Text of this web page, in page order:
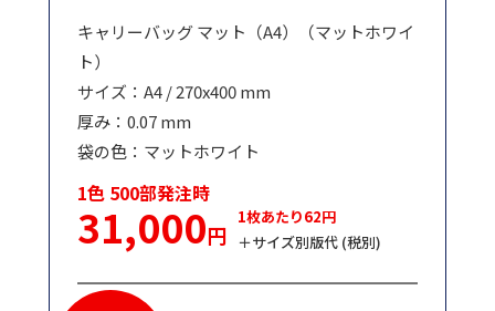
キャリーバッグ マット（A4）（マットホワイ
ト）
サイズ：A4 / 270x400 mm
厚み：0.07 mm
袋の色：マットホワイト
1色 500部発注時
31,000円
1枚あたり62円
＋サイズ別版代 (税別)